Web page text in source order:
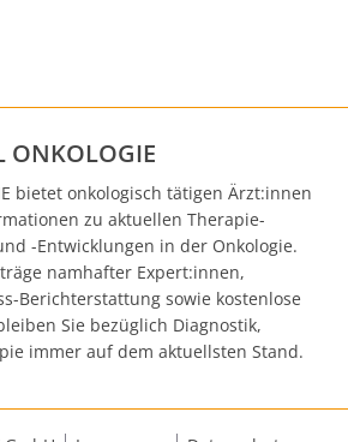
ONKOLOGIE
bietet onkologisch tätigen Ärzt:innen
zu aktuellen Therapie-
-Entwicklungen in der Onkologie.
namhafter Expert:innen,
Berichterstattung sowie kostenlose
Sie bezüglich Diagnostik,
immer auf dem aktuellsten Stand.